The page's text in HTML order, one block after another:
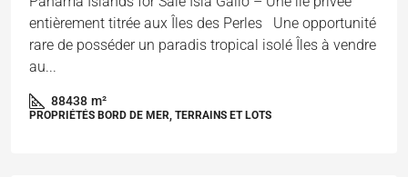
entièrement titrée aux Îles des Perles Une opportunité
rare de posséder un paradis tropical isolé Îles à vendre
au...
88438 m²
PROPRIÉTÉS BORD DE MER, TERRAINS ET LOTS